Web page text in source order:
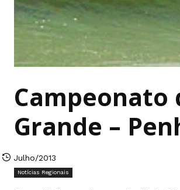
Campeonato
Grande –
Julho/2013
Notícias Regionais